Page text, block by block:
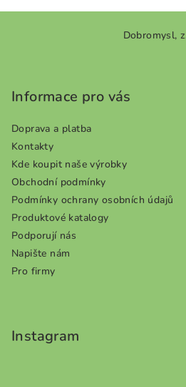
Dobromysl,
Informace pro vás
Doprava a platba
Kontakty
Kde koupit naše výrobky
Obchodní podmínky
Podmínky ochrany osobních údajů
Produktové katalogy
Podporují nás
Napište nám
Pro firmy
Instagram